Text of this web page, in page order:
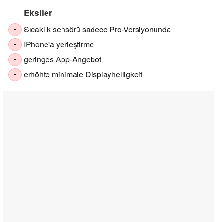
Eksiler
- Sıcaklık sensörü sadece Pro-Versiyonunda
- IPhone'a yerleştirme
- geringes App-Angebot
- erhöhte minimale Displayhelligkeit